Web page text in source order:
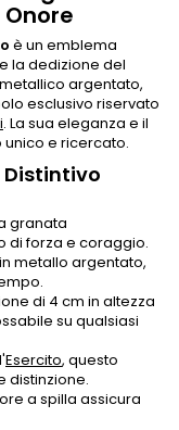
è un emblema
la dedizione del
argentato,
esclusivo riservato
. La sua eleganza e il
unico e ricercato.
Distintivo
granata
di forza e coraggio.
metallo argentato,
di 4 cm in altezza
su qualsiasi
Esercito, questo
distinzione.
a spilla assicura